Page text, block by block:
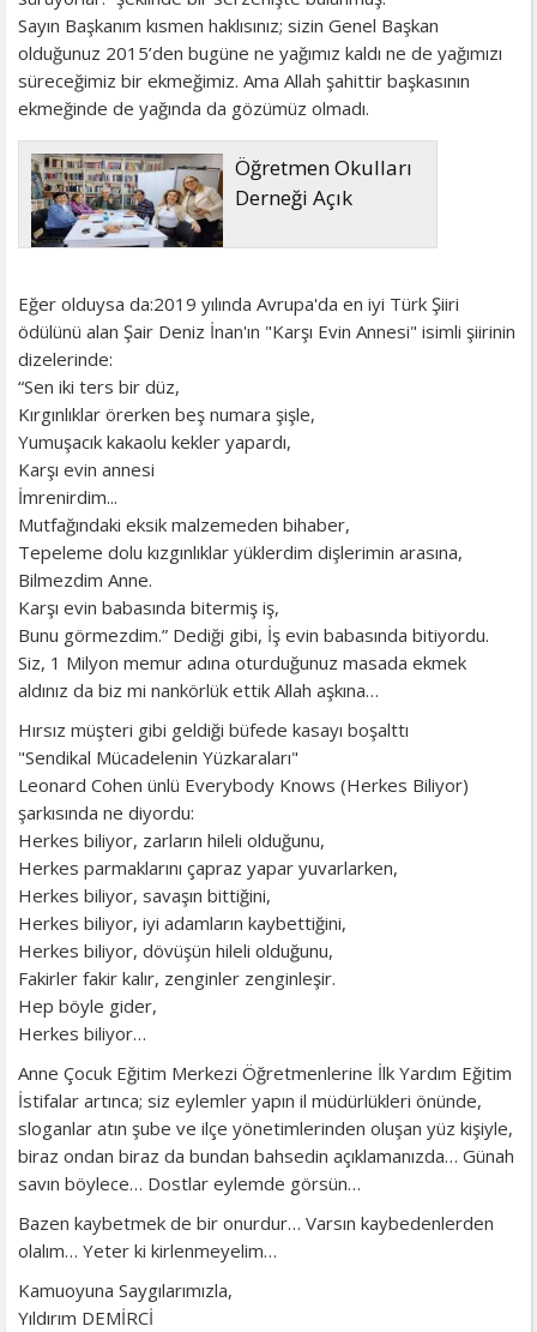
Sayın Başkanım kısmen haklısınız; sizin Genel Başkan
olduğunuz 2015’den bugüne ne yağımız kaldı ne de yağımızı
süreceğimiz bir ekmeğimiz. Ama Allah şahittir başkasının
ekmeğinde de yağında da gözümüz olmadı.
Öğretmen Okulları
Derneği Açık
Eğer olduysa da:2019 yılında Avrupa'da en iyi Türk Şiiri
ödülünü alan Şair Deniz İnan'ın "Karşı Evin Annesi" isimli şiirinin
dizelerinde:
“Sen iki ters bir düz,
Kırgınlıklar örerken beş numara şişle,
Yumuşacık kakaolu kekler yapardı,
Karşı evin annesi
İmrenirdim...
Mutfağındaki eksik malzemeden bihaber,
Tepeleme dolu kızgınlıklar yüklerdim dişlerimin arasına,
Bilmezdim Anne.
Karşı evin babasında bitermiş iş,
Bunu görmezdim.” Dediği gibi, İş evin babasında bitiyordu.
Siz, 1 Milyon memur adına oturduğunuz masada ekmek
aldınız da biz mi nankörlük ettik Allah aşkına…
Hırsız müşteri gibi geldiği büfede kasayı boşalttı
"Sendikal Mücadelenin Yüzkaraları"
Leonard Cohen ünlü Everybody Knows (Herkes Biliyor)
şarkısında ne diyordu:
Herkes biliyor, zarların hileli olduğunu,
Herkes parmaklarını çapraz yapar yuvarlarken,
Herkes biliyor, savaşın bittiğini,
Herkes biliyor, iyi adamların kaybettiğini,
Herkes biliyor, dövüşün hileli olduğunu,
Fakirler fakir kalır, zenginler zenginleşir.
Hep böyle gider,
Herkes biliyor…
Anne Çocuk Eğitim Merkezi Öğretmenlerine İlk Yardım Eğitim
İstifalar artınca; siz eylemler yapın il müdürlükleri önünde,
sloganlar atın şube ve ilçe yönetimlerinden oluşan yüz kişiyle,
biraz ondan biraz da bundan bahsedin açıklamanızda… Günah
savın böylece… Dostlar eylemde görsün…
Bazen kaybetmek de bir onurdur… Varsın kaybedenlerden
olalım… Yeter ki kirlenmeyelim…
Kamuoyuna Saygılarımızla,
Yıldırım DEMİRCİ